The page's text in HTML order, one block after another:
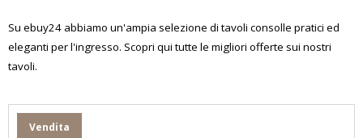
Su ebuy24 abbiamo un'ampia selezione di tavoli consolle pratici ed
eleganti per l'ingresso. Scopri qui tutte le migliori offerte sui nostri
tavoli.
Vendita